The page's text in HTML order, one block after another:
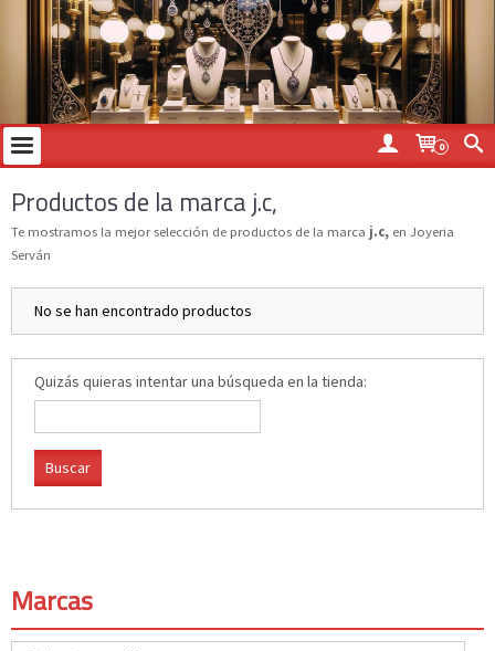
0
Marcas
Productos de la marca j.c,
Te mostramos la mejor selección de productos de la marca j.c, en Joyeria
Serván
No se han encontrado productos
Quizás quieras intentar una búsqueda en la tienda: